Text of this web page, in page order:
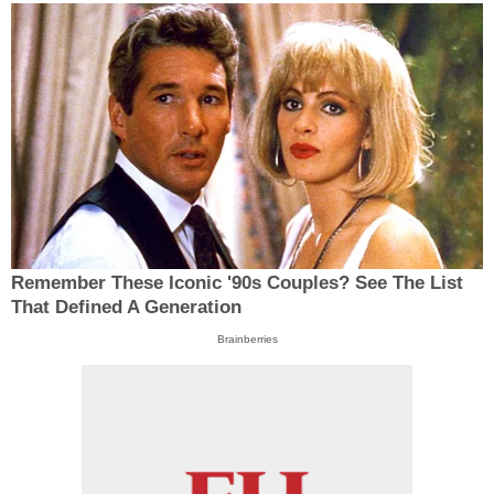
Remember These Iconic '90s Couples? See The List
That Defined A Generation
Brainberries